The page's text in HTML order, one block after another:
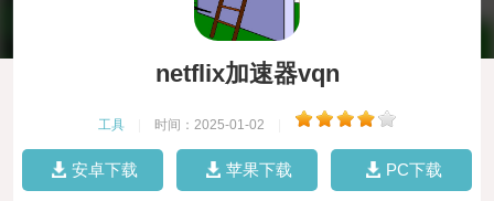
netflix加速器vqn
工具 时间：2025-01-02
安卓下载 苹果下载 PC下载